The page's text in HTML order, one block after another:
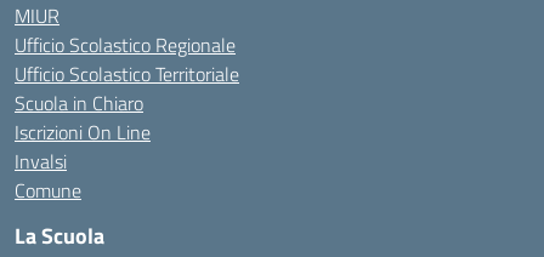
MIUR
Ufficio Scolastico Regionale
Ufficio Scolastico Territoriale
Scuola in Chiaro
Iscrizioni On Line
Invalsi
Comune
La Scuola